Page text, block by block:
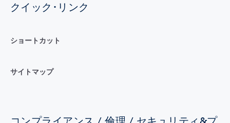
クイック･リンク
ショートカット
サイトマップ